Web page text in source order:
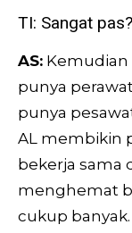
TI: Sangat pas?
AS: Kemudian
punya
punya
AL membikin
bekerja sama
menghemat
cukup